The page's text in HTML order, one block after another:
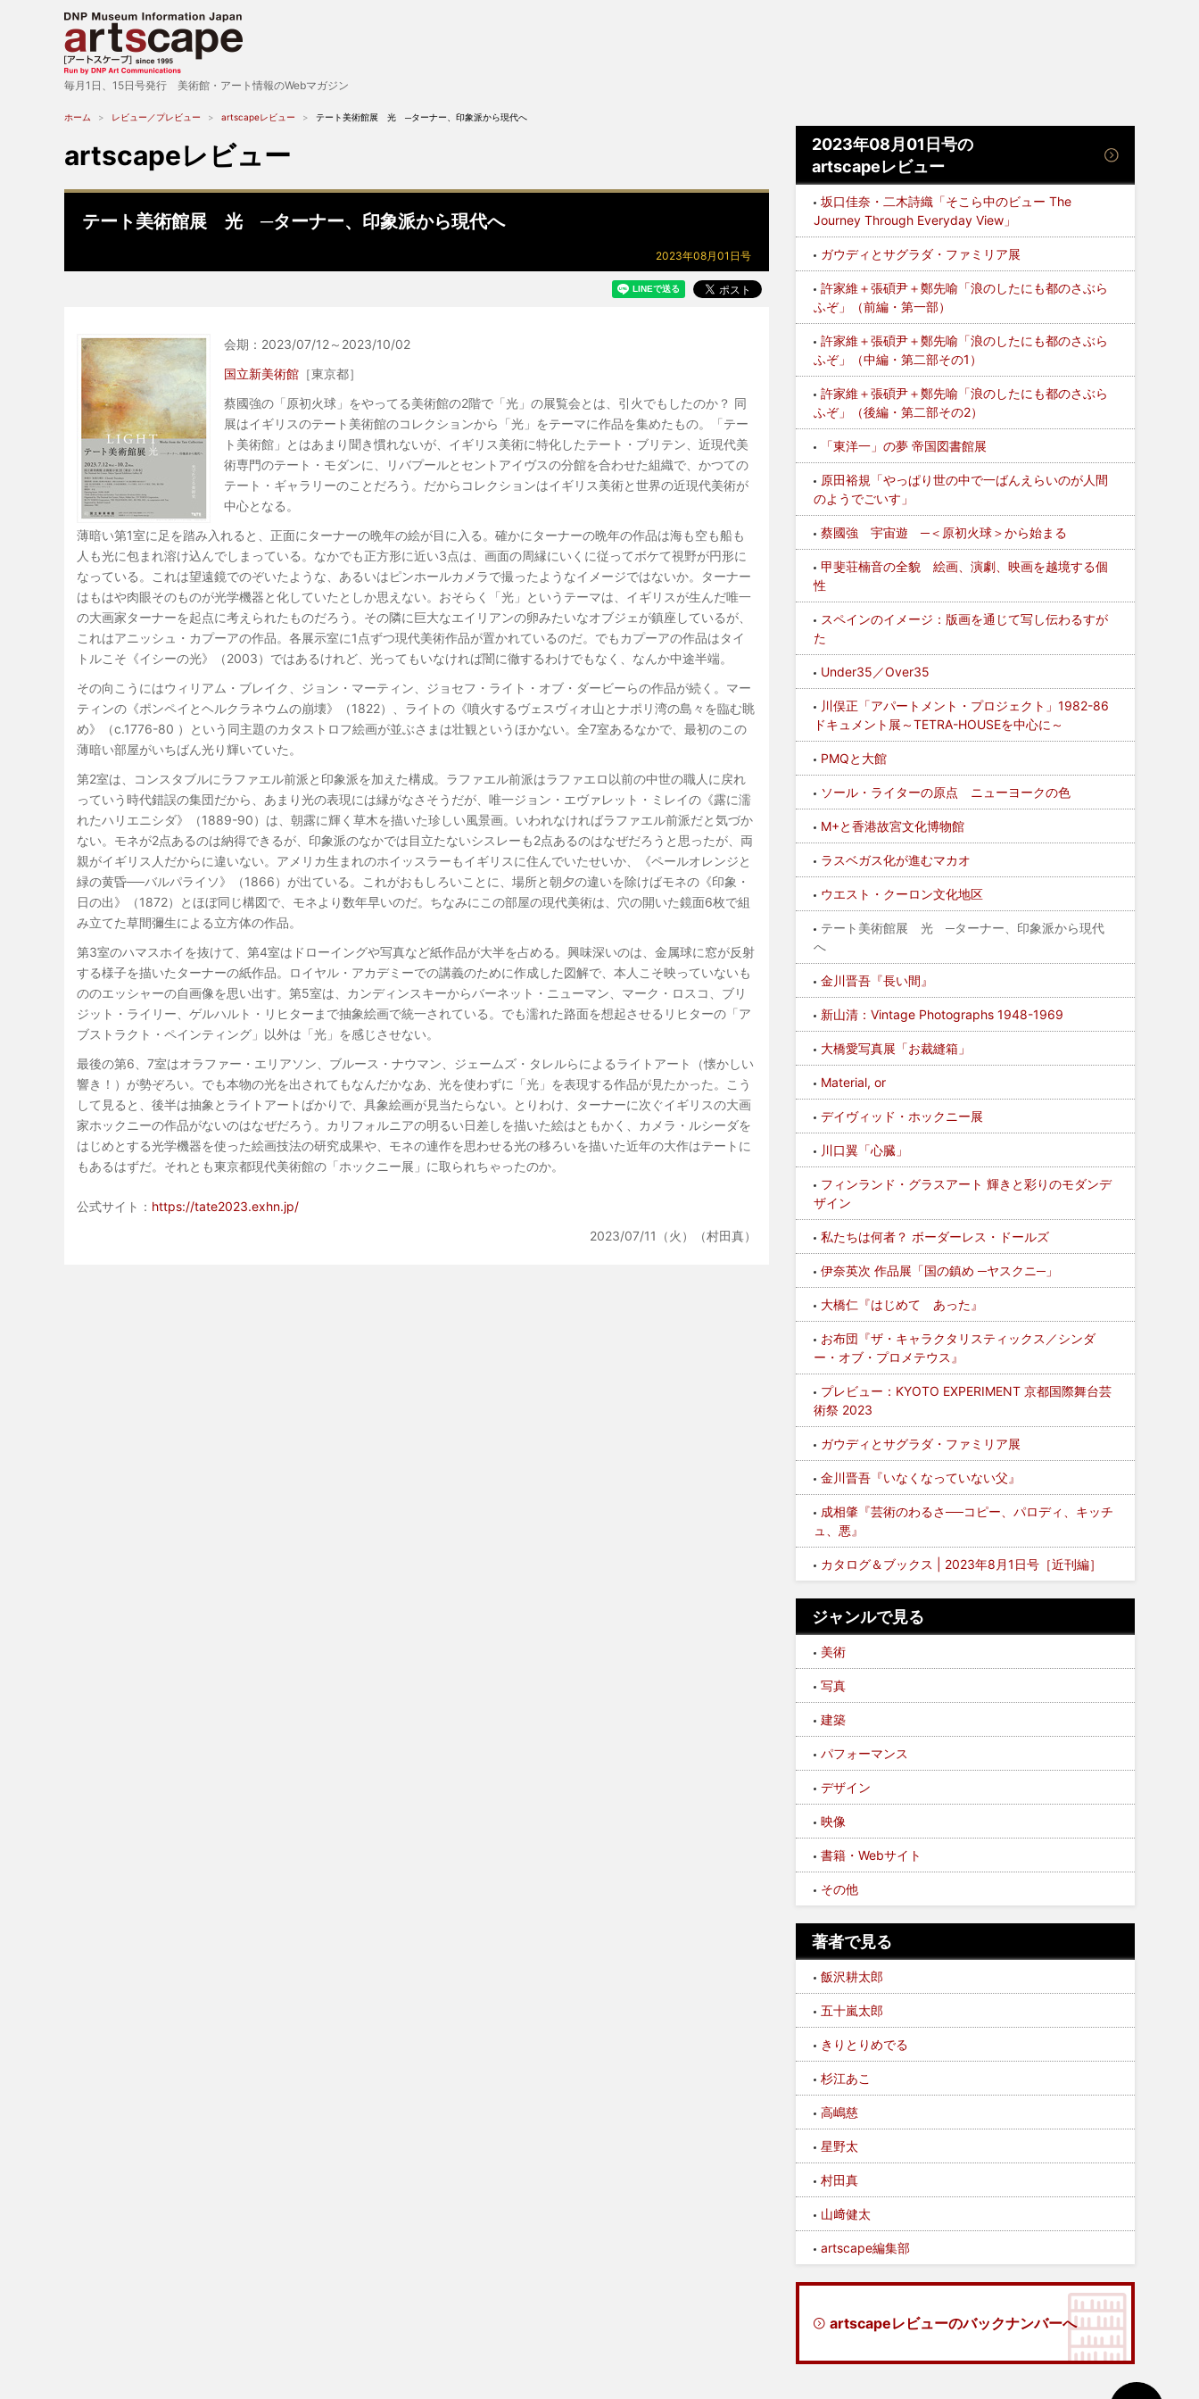
ホーム レビュー／プレビュー artscapeレビュー テート美術館展 光 ─ターナー、印象派から現代へ
artscapeレビュー
テート美術館展 光 ─ターナー、印象派から現代へ
2023年08月01日号
会期：2023/07/12～2023/10/02
国立新美術館 ［東京都］
蔡國強の「原初火球」をやってる美術館の2階で「光」の展覧会とは、引火でもしたのか？ 同
展はイギリスのテート美術館のコレクションから「光」をテーマに作品を集めたもの。「テー
ト美術館」とはあまり聞き慣れないが、イギリス美術に特化したテート・ブリテン、近現代美
術専門のテート・モダンに、リバプールとセントアイヴスの分館を合わせた組織で、かつての
テート・ギャラリーのことだろう。だからコレクションはイギリス美術と世界の近現代美術が
中心となる。
薄暗い第1室に足を踏み入れると、正面にターナーの晩年の絵が目に入る。確かにターナーの晩年の作品は海も空も船も
人も光に包まれ溶け込んでしまっている。なかでも正方形に近い3点は、画面の周縁にいくに従ってボケて視野が円形に
なっている。これは望遠鏡でのぞいたような、あるいはピンホールカメラで撮ったようなイメージではないか。ターナー
はもはや肉眼そのものが光学機器と化していたとしか思えない。おそらく「光」というテーマは、イギリスが生んだ唯一
の大画家ターナーを起点に考えられたものだろう。その隣に巨大なエイリアンの卵みたいなオブジェが鎮座しているが、
これはアニッシュ・カプーアの作品。各展示室に1点ずつ現代美術作品が置かれているのだ。でもカプーアの作品はタイ
トルこそ《イシーの光》（2003）ではあるけれど、光ってもいなければ闇に徹するわけでもなく、なんか中途半端。
その向こうにはウィリアム・ブレイク、ジョン・マーティン、ジョセフ・ライト・オブ・ダービーらの作品が続く。マー
ティンの《ポンペイとヘルクラネウムの崩壊》（1822）、ライトの《噴火するヴェスヴィオ山とナポリ湾の島々を臨む眺
め》（c.1776-80 ）という同主題のカタストロフ絵画が並ぶさまは壮観というほかない。全7室あるなかで、最初のこの
薄暗い部屋がいちばん光り輝いていた。
第2室は、コンスタブルにラファエル前派と印象派を加えた構成。ラファエル前派はラファエロ以前の中世の職人に戻れ
っていう時代錯誤の集団だから、あまり光の表現には縁がなさそうだが、唯一ジョン・エヴァレット・ミレイの《露に濡
れたハリエニシダ》（1889-90）は、朝露に輝く草木を描いた珍しい風景画。いわれなければラファエル前派だと気づか
ない。モネが2点あるのは納得できるが、印象派のなかでは目立たないシスレーも2点あるのはなぜだろうと思ったが、両
親がイギリス人だからに違いない。アメリカ生まれのホイッスラーもイギリスに住んでいたせいか、《ペールオレンジと
緑の黄昏──バルパライソ》（1866）が出ている。これがおもしろいことに、場所と朝夕の違いを除けばモネの《印象・
日の出》（1872）とほぼ同じ構図で、モネより数年早いのだ。ちなみにこの部屋の現代美術は、穴の開いた鏡面6枚で組
み立てた草間彌生による立方体の作品。
第3室のハマスホイを抜けて、第4室はドローイングや写真など紙作品が大半を占める。興味深いのは、金属球に窓が反射
する様子を描いたターナーの紙作品。ロイヤル・アカデミーでの講義のために作成した図解で、本人こそ映っていないも
ののエッシャーの自画像を思い出す。第5室は、カンディンスキーからバーネット・ニューマン、マーク・ロスコ、ブリ
ジット・ライリー、ゲルハルト・リヒターまで抽象絵画で統一されている。でも濡れた路面を想起させるリヒターの「ア
ブストラクト・ペインティング」以外は「光」を感じさせない。
最後の第6、7室はオラファー・エリアソン、ブルース・ナウマン、ジェームズ・タレルらによるライトアート（懐かしい
響き！）が勢ぞろい。でも本物の光を出されてもなんだかなあ、光を使わずに「光」を表現する作品が見たかった。こう
して見ると、後半は抽象とライトアートばかりで、具象絵画が見当たらない。とりわけ、ターナーに次ぐイギリスの大画
家ホックニーの作品がないのはなぜだろう。カリフォルニアの明るい日差しを描いた絵はともかく、カメラ・ルシーダを
はじめとする光学機器を使った絵画技法の研究成果や、モネの連作を思わせる光の移ろいを描いた近年の大作はテートに
もあるはずだ。それとも東京都現代美術館の「ホックニー展」に取られちゃったのか。
公式サイト： https://tate2023.exhn.jp/
2023/07/11（火）（村田真）
2023年08月01日号の
artscapeレビュー
坂口佳奈・二木詩織「そこら中のビュー The
Journey Through Everyday View」
ガウディとサグラダ・ファミリア展
許家維＋張碩尹＋鄭先喻「浪のしたにも都のさぶら
ふぞ」（前編・第一部）
許家維＋張碩尹＋鄭先喻「浪のしたにも都のさぶら
ふぞ」（中編・第二部その1）
許家維＋張碩尹＋鄭先喻「浪のしたにも都のさぶら
ふぞ」（後編・第二部その2）
「東洋一」の夢 帝国図書館展
原田裕規「やっぱり世の中で一ばんえらいのが人間
のようでごいす」
蔡國強 宇宙遊 ─＜原初火球＞から始まる
甲斐荘楠音の全貌 絵画、演劇、映画を越境する個
性
スペインのイメージ：版画を通じて写し伝わるすが
た
Under35／Over35
川俣正「アパートメント・プロジェクト」1982-86
ドキュメント展～TETRA-HOUSEを中心に～
PMQと大館
ソール・ライターの原点 ニューヨークの色
M+と香港故宮文化博物館
ラスベガス化が進むマカオ
ウエスト・クーロン文化地区
テート美術館展 光 ─ターナー、印象派から現代
へ
金川晋吾『長い間』
新山清：Vintage Photographs 1948-1969
大橋愛写真展「お裁縫箱」
Material, or
デイヴィッド・ホックニー展
川口翼「心臓」
フィンランド・グラスアート 輝きと彩りのモダンデ
ザイン
私たちは何者？ ボーダーレス・ドールズ
伊奈英次 作品展「国の鎮め ─ヤスクニ─」
大橋仁『はじめて あった』
お布団『ザ・キャラクタリスティックス／シンダ
ー・オブ・プロメテウス』
プレビュー：KYOTO EXPERIMENT 京都国際舞台芸
術祭 2023
ガウディとサグラダ・ファミリア展
金川晋吾『いなくなっていない父』
成相肇『芸術のわるさ──コピー、パロディ、キッチ
ュ、悪』
カタログ＆ブックス | 2023年8月1日号［近刊編］
ジャンルで見る
美術
写真
建築
パフォーマンス
デザイン
映像
書籍・Webサイト
その他
著者で見る
飯沢耕太郎
五十嵐太郎
きりとりめでる
杉江あこ
高嶋慈
星野太
村田真
山﨑健太
artscape編集部
artscapeレビューのバックナンバーへ
毎月1日、15日号発行 美術館・アート情報のWebマガジン